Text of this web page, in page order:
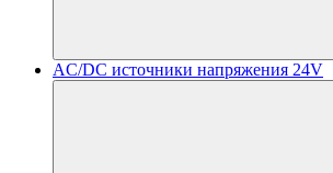
AC/DC источники напряжения 24V